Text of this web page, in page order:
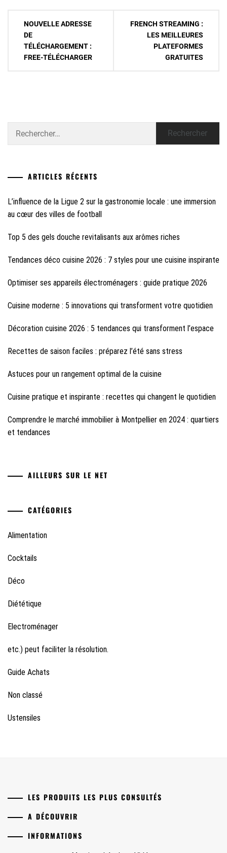
Navigation
l’article
NOUVELLE ADRESSE
DE
TÉLÉCHARGEMENT :
FREE-TÉLÉCHARGER
FRENCH STREAMING :
LES MEILLEURES
PLATEFORMES
GRATUITES
ARTICLES RÉCENTS
L’influence de la Ligue 2 sur la gastronomie locale : une immersion
au cœur des villes de football
Top 5 des gels douche revitalisants aux arômes riches
Tendances déco cuisine 2026 : 7 styles pour une cuisine inspirante
Optimiser ses appareils électroménagers : guide pratique 2026
Cuisine moderne : 5 innovations qui transforment votre quotidien
Décoration cuisine 2026 : 5 tendances qui transforment l’espace
Recettes de saison faciles : préparez l’été sans stress
Astuces pour un rangement optimal de la cuisine
Cuisine pratique et inspirante : recettes qui changent le quotidien
Comprendre le marché immobilier à Montpellier en 2024 : quartiers
et tendances
AILLEURS SUR LE NET
CATÉGORIES
Alimentation
Cocktails
Déco
Diététique
Electroménager
etc.) peut faciliter la résolution.
Guide Achats
Non classé
Ustensiles
LES PRODUITS LES PLUS CONSULTÉS
A DÉCOUVRIR
INFORMATIONS